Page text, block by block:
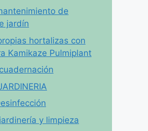
de
jardín
hortalizas con
Kamikaze Pulmiplant
y limpieza